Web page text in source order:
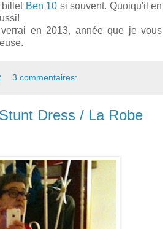
billet Ben 10 si souvent. Quoiqu'il en
en 2013, année que je vous
3 commentaires:
Dress / La Robe